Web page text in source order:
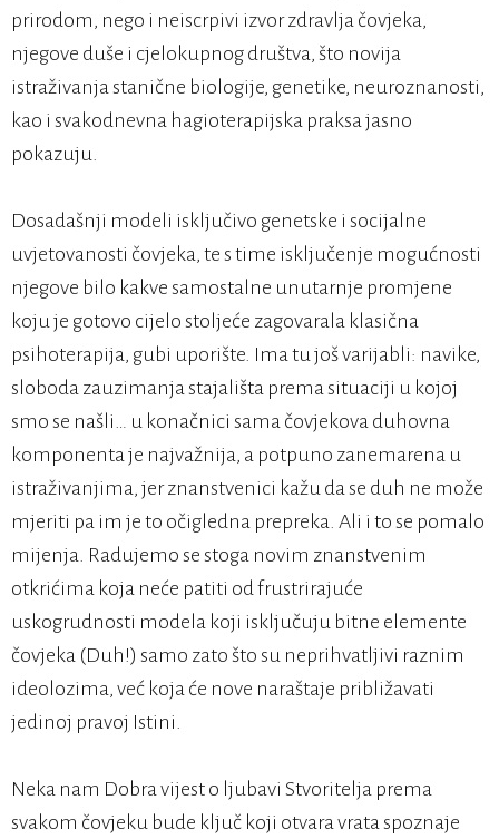
prirodom, nego i neiscrpivi izvor zdravlja čovjeka,
njegove duše i cjelokupnog društva, što novija
istraživanja stanične biologije, genetike, neuroznanosti,
kao i svakodnevna hagioterapijska praksa jasno
pokazuju.
Dosadašnji modeli isključivo genetske i socijalne
uvjetovanosti čovjeka, te s time isključenje mogućnosti
njegove bilo kakve samostalne unutarnje promjene
koju je gotovo cijelo stoljeće zagovarala klasična
psihoterapija, gubi uporište. Ima tu još varijabli: navike,
sloboda zauzimanja stajališta prema situaciji u kojoj
smo se našli… u konačnici sama čovjekova duhovna
komponenta je najvažnija, a potpuno zanemarena u
istraživanjima, jer znanstvenici kažu da se duh ne može
mjeriti pa im je to očigledna prepreka. Ali i to se pomalo
mijenja. Radujemo se stoga novim znanstvenim
otkrićima koja neće patiti od frustrirajuće
uskogrudnosti modela koji isključuju bitne elemente
čovjeka (Duh!) samo zato što su neprihvatljivi raznim
ideolozima, već koja će nove naraštaje približavati
jedinoj pravoj Istini.
Neka nam Dobra vijest o ljubavi Stvoritelja prema
svakom čovjeku bude ključ koji otvara vrata spoznaje